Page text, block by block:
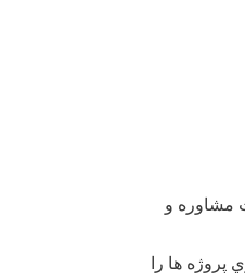
خدمات مشاوره و
ها را